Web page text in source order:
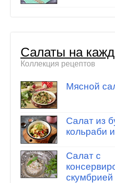
Салаты на
Коллекция рецептов
Мясной
Салат из
кольраби
Салат с